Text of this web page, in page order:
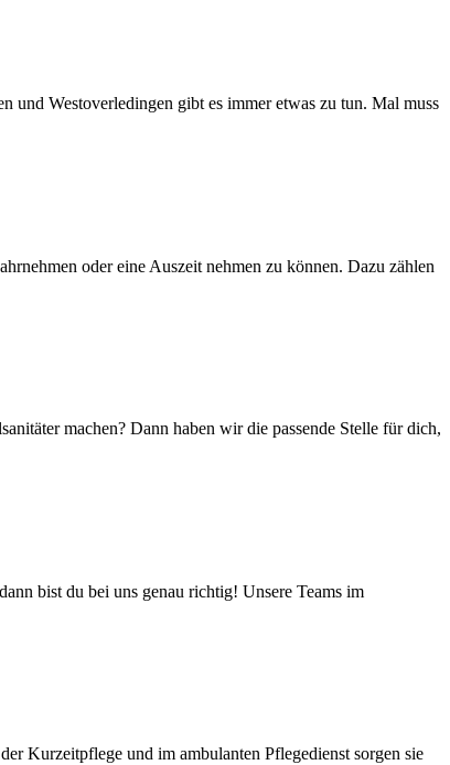
und Westoverledingen gibt es immer etwas zu tun. Mal muss
oder eine Auszeit nehmen zu können. Dazu zählen
machen? Dann haben wir die passende Stelle für dich,
bist du bei uns genau richtig! Unsere Teams im
Kurzeitpflege und im ambulanten Pflegedienst sorgen sie